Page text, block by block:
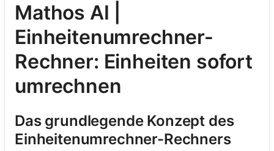
Mathos AI |
Einheitenumrechner-
Rechner: Einheiten sofort
umrechnen
Das grundlegende Konzept des
Einheitenumrechner-Rechners